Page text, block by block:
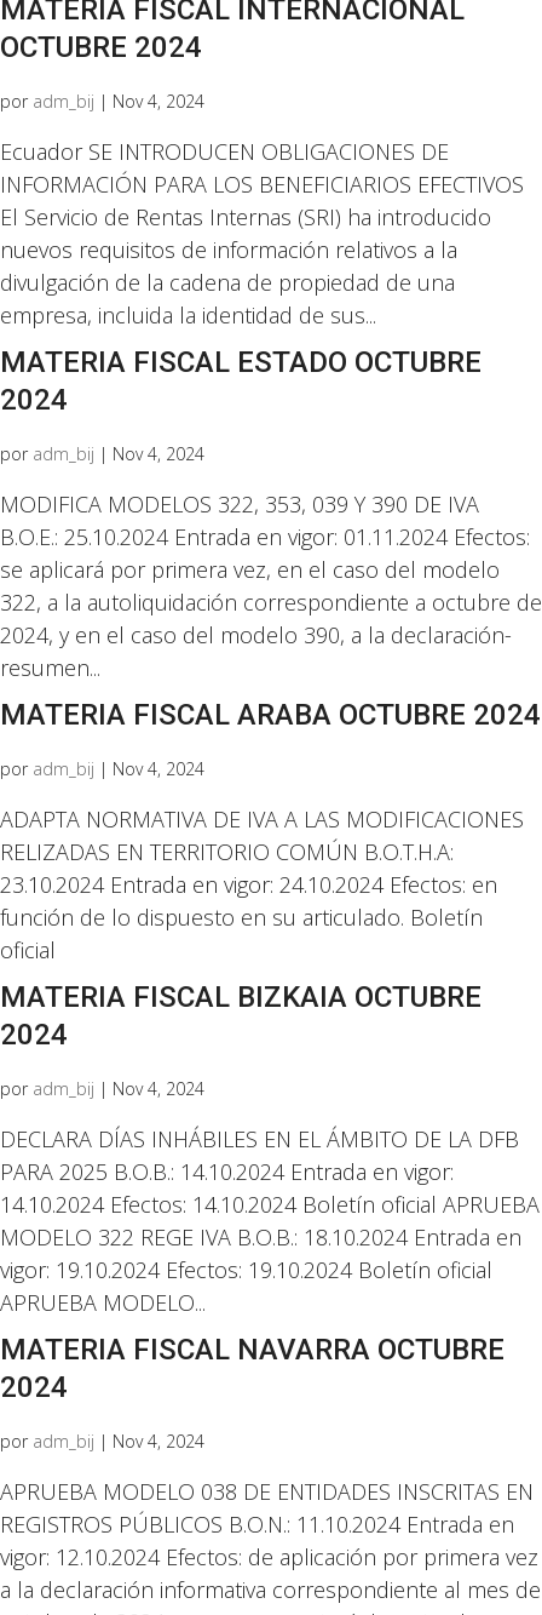
MATERIA FISCAL INTERNACIONAL
OCTUBRE 2024
por adm_bij | Nov 4, 2024
Ecuador SE INTRODUCEN OBLIGACIONES DE
INFORMACIÓN PARA LOS BENEFICIARIOS EFECTIVOS
El Servicio de Rentas Internas (SRI) ha introducido
nuevos requisitos de información relativos a la
divulgación de la cadena de propiedad de una
empresa, incluida la identidad de sus...
MATERIA FISCAL ESTADO OCTUBRE
2024
por adm_bij | Nov 4, 2024
MODIFICA MODELOS 322, 353, 039 Y 390 DE IVA
B.O.E.: 25.10.2024 Entrada en vigor: 01.11.2024 Efectos:
se aplicará por primera vez, en el caso del modelo
322, a la autoliquidación correspondiente a octubre de
2024, y en el caso del modelo 390, a la declaración-
resumen...
MATERIA FISCAL ARABA OCTUBRE 2024
por adm_bij | Nov 4, 2024
ADAPTA NORMATIVA DE IVA A LAS MODIFICACIONES
RELIZADAS EN TERRITORIO COMÚN B.O.T.H.A:
23.10.2024 Entrada en vigor: 24.10.2024 Efectos: en
función de lo dispuesto en su articulado. Boletín
oficial
MATERIA FISCAL BIZKAIA OCTUBRE
2024
por adm_bij | Nov 4, 2024
DECLARA DÍAS INHÁBILES EN EL ÁMBITO DE LA DFB
PARA 2025 B.O.B.: 14.10.2024 Entrada en vigor:
14.10.2024 Efectos: 14.10.2024 Boletín oficial APRUEBA
MODELO 322 REGE IVA B.O.B.: 18.10.2024 Entrada en
vigor: 19.10.2024 Efectos: 19.10.2024 Boletín oficial
APRUEBA MODELO...
MATERIA FISCAL NAVARRA OCTUBRE
2024
por adm_bij | Nov 4, 2024
APRUEBA MODELO 038 DE ENTIDADES INSCRITAS EN
REGISTROS PÚBLICOS B.O.N.: 11.10.2024 Entrada en
vigor: 12.10.2024 Efectos: de aplicación por primera vez
a la declaración informativa correspondiente al mes de